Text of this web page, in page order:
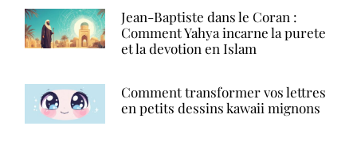
Jean-Baptiste dans le Coran :
Comment Yahya incarne la purete
et la devotion en Islam
Comment transformer vos lettres
en petits dessins kawaii mignons